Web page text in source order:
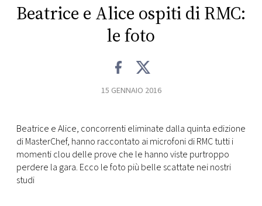
CONCORSI
PRINCIPATO
DI
MONACO
Beatrice e Alice ospiti di RMC:
le foto
15 GENNAIO 2016
Beatrice e Alice, concorrenti eliminate dalla quinta edizione
di MasterChef, hanno raccontato ai microfoni di RMC tutti i
momenti clou delle prove che le hanno viste purtroppo
perdere la gara. Ecco le foto più belle scattate nei nostri
studi